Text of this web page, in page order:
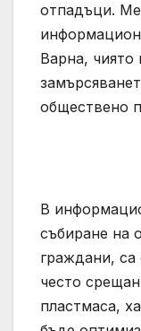
отпадъци.
Варна, чиято
обществено
В
събиране на
граждани, са
често
пластмаса,